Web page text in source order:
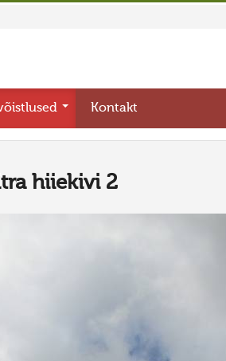
Kontakt
hiiekivi 2